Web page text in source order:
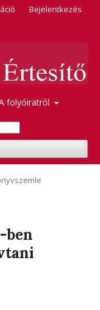
folyóiratról
Bejelentkezés
ben